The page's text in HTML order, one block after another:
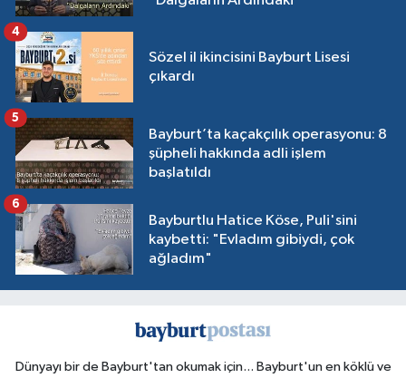
Sözel il ikincisini Bayburt Lisesi
çıkardı
4
Bayburt’ta kaçakçılık operasyonu: 8
şüpheli hakkında adli işlem
başlatıldı
5
Bayburtlu Hatice Köse, Puli'sini
kaybetti: "Evladım gibiydi, çok
ağladım"
6
Dünyayı bir de Bayburt'tan okumak için... Bayburt'un en köklü ve